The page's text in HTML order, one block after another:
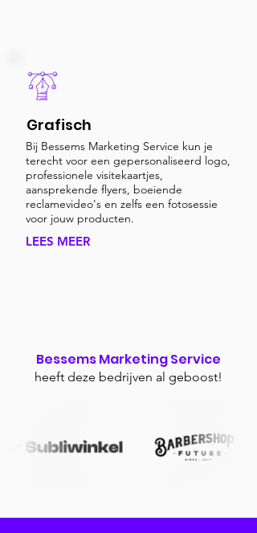
Grafisch
Bij Bessems Marketing Service kun je
terecht voor een gepersonaliseerd logo,
professionele visitekaartjes,
aansprekende flyers, boeiende
reclamevideo's en zelfs een fotosessie
voor jouw producten.
LEES MEER
Bessems Marketing Service
heeft deze bedrijven al geboost!